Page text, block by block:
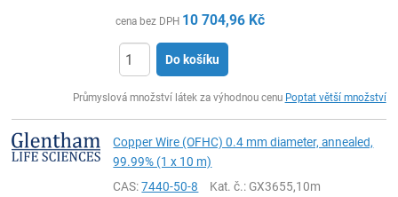
cena bez DPH 10 704,96 Kč
Do košíku
Průmyslová množství látek za výhodnou cenu Poptat větší množství
Copper Wire (OFHC) 0.4 mm diameter, annealed,
99.99% (1 x 10 m)
CAS:7440-50-8 Kat. č.: GX3655,10m